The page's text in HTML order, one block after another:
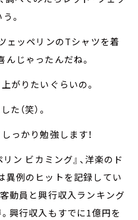
。
ェッペリンのTシャツを着
じゃったんだね。
がりたいぐらいの。
（笑）。
っかり勉強します！
ン ビカミング』、洋楽のド
異例のヒットを記録してい
動員と興行収入ランキング
興行収入もすでに1億円を